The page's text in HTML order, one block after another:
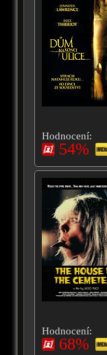
Hodnocení:
54%
Hodnocení:
68%